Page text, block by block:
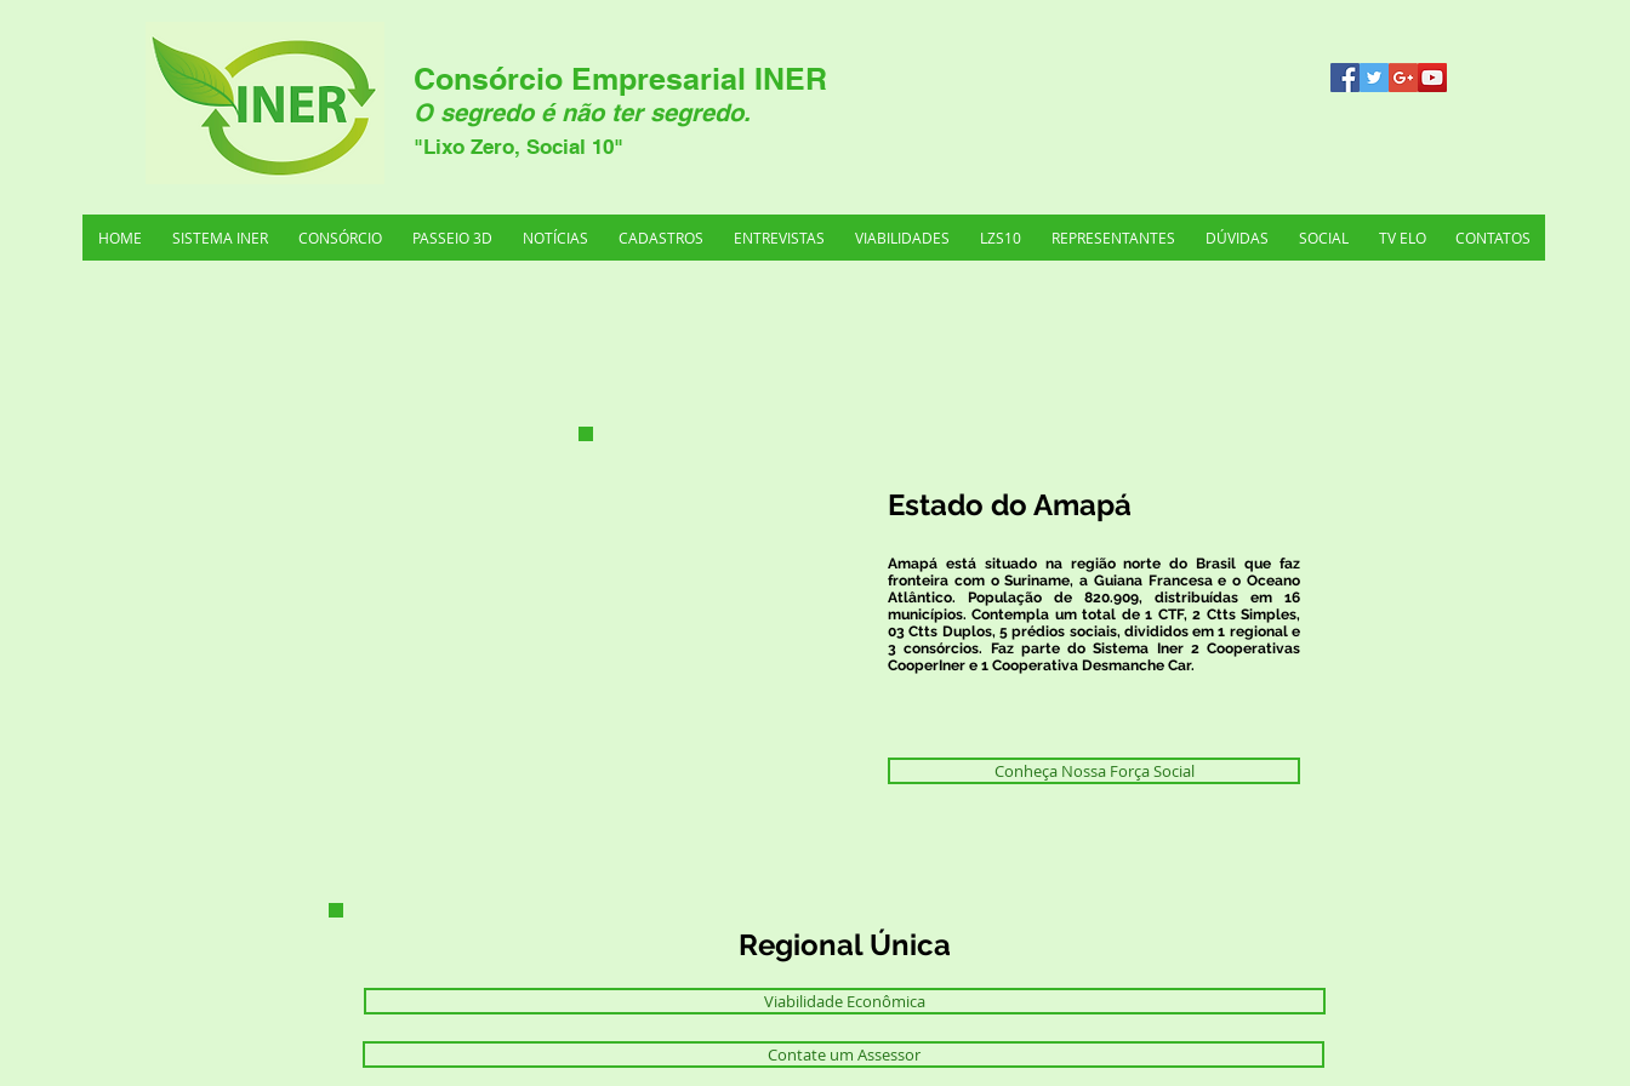
Consórcio Empresarial INER
O segredo é não ter segredo.
"Lixo Zero, Social 10"
HOME SISTEMA INER CONSÓRCIO PASSEIO 3D NOTÍCIAS CADASTROS ENTREVISTAS VIABILIDADES LZS10 REPRESENTANTES DÚVIDAS SOCIAL TV ELO CONTATOS
Estado do Amapá
Amapá está situado na região norte do Brasil que faz
fronteira com o Suriname, a Guiana Francesa e o Oceano
Atlântico. População de 820.909, distribuídas em 16
municípios. Contempla um total de 1 CTF, 2 Ctts Simples,
03 Ctts Duplos, 5 prédios sociais, divididos em 1 regional e
3 consórcios. Faz parte do Sistema Iner 2 Cooperativas
CooperIner e 1 Cooperativa Desmanche Car.
Conheça Nossa Força Social
Regional Única
Viabilidade Econômica
Contate um Assessor